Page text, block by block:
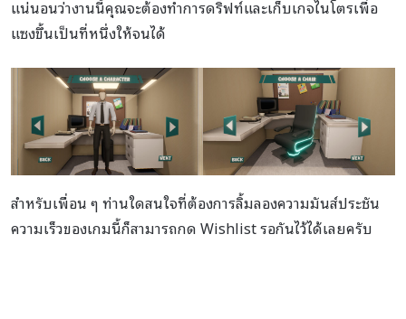
แน่นอนว่างานนี้คุณจะต้องทำการดริฟท์และเก็บเกจไนโตรเพื่อ
แซงขึ้นเป็นที่หนึ่งให้จนได้
สำหรับเพื่อน ๆ ท่านใดสนใจที่ต้องการลิ้มลองความมันส์ประชัน
ความเร็วของเกมนี้ก็สามารถกด Wishlist รอกันไว้ได้เลยครับ